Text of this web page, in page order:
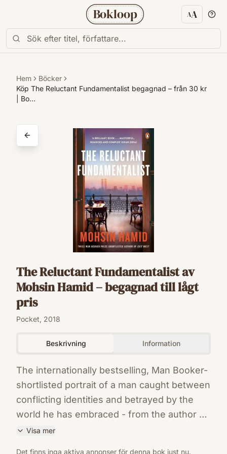
Bokloop AA
Hem
Böcker
Köp The Reluctant Fundamentalist begagnad – från 30 kr
| Bo…
The Reluctant Fundamentalist av
Mohsin Hamid – begagnad till lågt
pris
Pocket, 2018
Beskrivning Information
The internationally bestselling, Man Booker-
shortlisted portrait of a man caught between
conflicting identities and betrayed by the
world he has embraced - from the author of
Exit WestAdapted as a major film starring
Visa mer
Det finns inga aktiva annonser för denna bok just nu.